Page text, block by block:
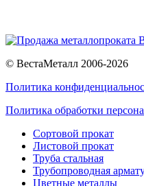
© ВестаМеталл 2006-2026
Политика
Политика обработки
Сортовой прокат
Листовой прокат
Труба стальная
Трубопроводная
Цветные металлы